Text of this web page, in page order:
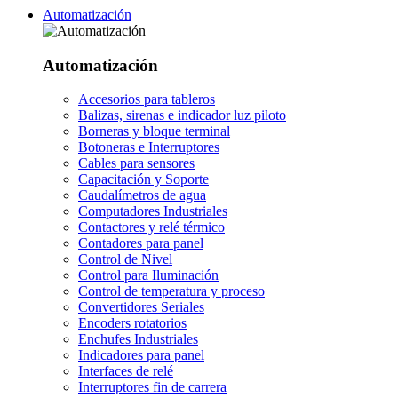
Automatización
Automatización
Accesorios para tableros
Balizas, sirenas e indicador luz piloto
Borneras y bloque terminal
Botoneras e Interruptores
Cables para sensores
Capacitación y Soporte
Caudalímetros de agua
Computadores Industriales
Contactores y relé térmico
Contadores para panel
Control de Nivel
Control para Iluminación
Control de temperatura y proceso
Convertidores Seriales
Encoders rotatorios
Enchufes Industriales
Indicadores para panel
Interfaces de relé
Interruptores fin de carrera